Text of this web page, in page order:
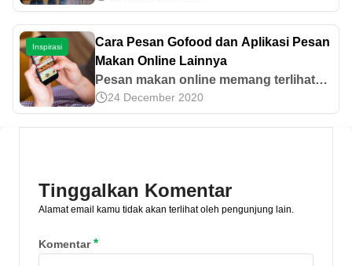
di usia muda.
arsitektur memukau di dalamnya. Lalu,
apa kota terindah di dunia? Simak di
artikel ini!
Inspirasi
Cara Pesan Gofood dan Aplikasi Pesan
Makan Online Lainnya
Pesan makan online memang terlihat
mudah, namun sebagian dari kita yang
belum familiar, memesan makan secara
24 December 2020
Tinggalkan Komentar
Alamat email kamu tidak akan terlihat oleh pengunjung lain.
Komentar*